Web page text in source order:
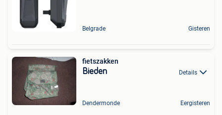
Belgrade Gisteren
fietszakken
Bieden Details
Dendermonde Eergisteren